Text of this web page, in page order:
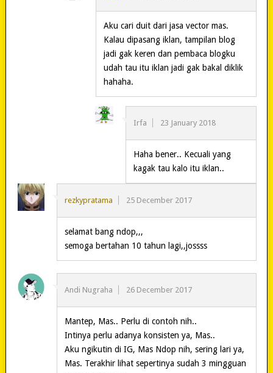
Aku cari duit dari jasa vector mas.
Kalau dipasang iklan, tampilan blog
jadi gak keren dan pembaca blogku
udah tau itu iklan jadi gak bakal diklik
hahaha.
Irfa 23 January 2018
Haha bener.. Kecuali yang
kagak tau kalo itu iklan..
rezkypratama 25 December 2017
selamat bang ndop,,,
semoga bertahan 10 tahun lagi,,jossss
Andi Nugraha 26 December 2017
Mantep, Mas.. Perlu di contoh nih..
Intinya perlu adanya konsisten ya, Mas..
Aku ngikutin di IG, Mas Ndop nih, sering lari ya,
Mas. Terakhir lihat sepertinya sudah 3 mingguan